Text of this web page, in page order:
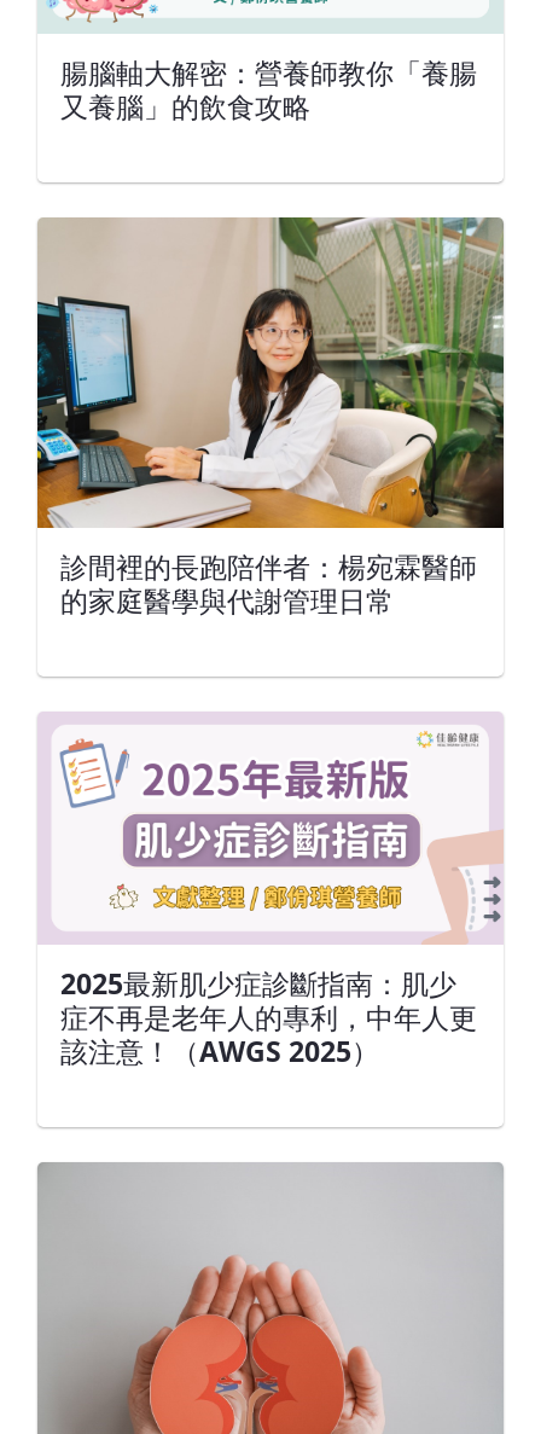
腸腦軸大解密：營養師教你「養腸
又養腦」的飲食攻略
診間裡的長跑陪伴者：楊宛霖醫師
的家庭醫學與代謝管理日常
2025最新肌少症診斷指南：肌少
症不再是老年人的專利，中年人更
該注意！（AWGS 2025）